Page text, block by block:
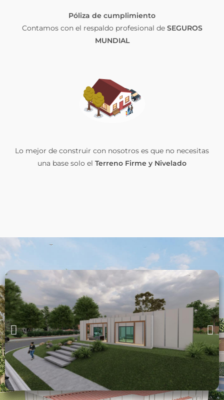
Póliza de cumplimiento
Contamos con el respaldo profesional de SEGUROS
MUNDIAL
Lo mejor de construir con nosotros es que no necesitas
una base solo el Terreno Firme y Nivelado